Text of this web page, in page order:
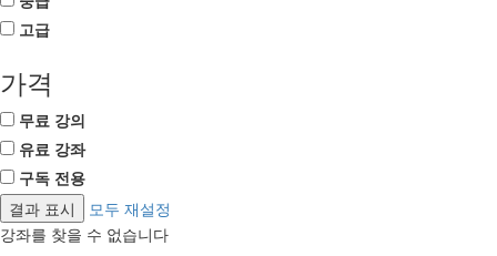
고급
가격
무료 강의
유료 강좌
구독 전용
모두 재설정
강좌를 찾을 수 없습니다